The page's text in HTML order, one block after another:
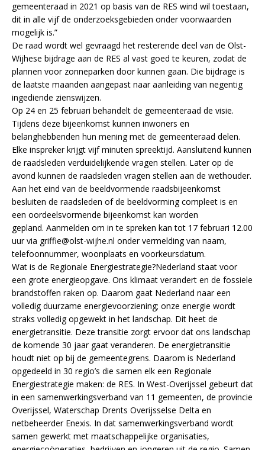
gemeenteraad in 2021 op basis van de RES wind wil toestaan,
dit in alle vijf de onderzoeksgebieden onder voorwaarden
mogelijk is.”
De raad wordt wel gevraagd het resterende deel van de Olst-
Wijhese bijdrage aan de RES al vast goed te keuren, zodat de
plannen voor zonneparken door kunnen gaan. Die bijdrage is
de laatste maanden aangepast naar aanleiding van negentig
ingediende zienswijzen.
Op 24 en 25 februari behandelt de gemeenteraad de visie.
Tijdens deze bijeenkomst kunnen inwoners en
belanghebbenden hun mening met de gemeenteraad delen.
Elke inspreker krijgt vijf minuten spreektijd. Aansluitend kunnen
de raadsleden verduidelijkende vragen stellen. Later op de
avond kunnen de raadsleden vragen stellen aan de wethouder.
Aan het eind van de beeldvormende raadsbijeenkomst
besluiten de raadsleden of de beeldvorming compleet is en
een oordeelsvormende bijeenkomst kan worden
gepland. Aanmelden om in te spreken kan tot 17 februari 12.00
uur via griffie@olst-wijhe.nl onder vermelding van naam,
telefoonnummer, woonplaats en voorkeursdatum.
Wat is de Regionale Energiestrategie?Nederland staat voor
een grote energieopgave. Ons klimaat verandert en de fossiele
brandstoffen raken op. Daarom gaat Nederland naar een
volledig duurzame energievoorziening; onze energie wordt
straks volledig opgewekt in het landschap. Dit heet de
energietransitie. Deze transitie zorgt ervoor dat ons landschap
de komende 30 jaar gaat veranderen. De energietransitie
houdt niet op bij de gemeentegrens. Daarom is Nederland
opgedeeld in 30 regio’s die samen elk een Regionale
Energiestrategie maken: de RES. In West-Overijssel gebeurt dat
in een samenwerkingsverband van 11 gemeenten, de provincie
Overijssel, Waterschap Drents Overijsselse Delta en
netbeheerder Enexis. In dat samenwerkingsverband wordt
samen gewerkt met maatschappelijke organisaties,